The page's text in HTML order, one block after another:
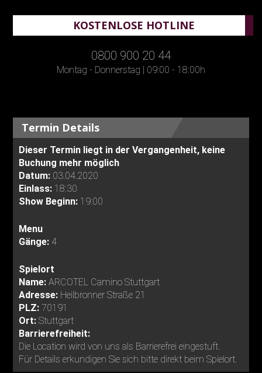
KOSTENLOSE HOTLINE
0800 900 20 44
Montag - Donnerstag | 09:00 - 18:00h
Termin Details
Dieser Termin liegt in der Vergangenheit, keine
Buchung mehr möglich
Datum: 03.04.2020
Einlass: 18:30
Show Beginn: 19:00
Menu
Gänge: 4
Spielort
Name:ARCOTEL Camino Stuttgart
Adresse: Heilbronner Straße 21
PLZ: 70191
Ort:Stuttgart
Barrierefreiheit:
Die Location wird von uns als Barrierefrei eingestuft.
Für Details erkundigen Sie sich bitte direkt beim Spielort.